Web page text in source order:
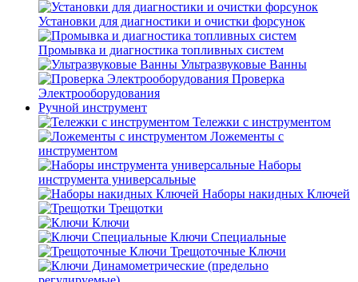
Установки для диагностики и очистки форсунок
Промывка и диагностика топливных систем
Ультразвуковые Ванны
Проверка
Электрооборудования
Ручной инструмент
Тележки с инструментом
Ложементы с
инструментом
Наборы
инструмента универсальные
Наборы накидных Ключей
Трещотки
Ключи
Ключи Специальные
Трещоточные Ключи